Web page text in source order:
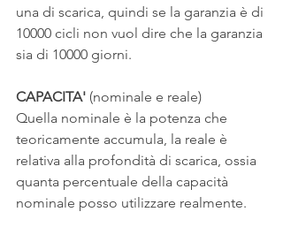
una di scarica, quindi se la garanzia è di
10000 cicli non vuol dire che la garanzia
sia di 10000 giorni.
CAPACITA' (nominale e reale)
Quella nominale è la potenza che
teoricamente accumula, la reale è
relativa alla profondità di scarica, ossia
quanta percentuale della capacità
nominale posso utilizzare realmente.